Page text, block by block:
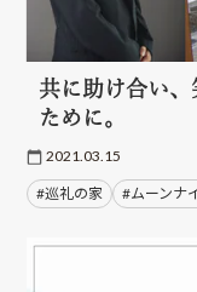
共に助け合い
ために。
2021.03.15
#巡礼の家 #ムーンナ